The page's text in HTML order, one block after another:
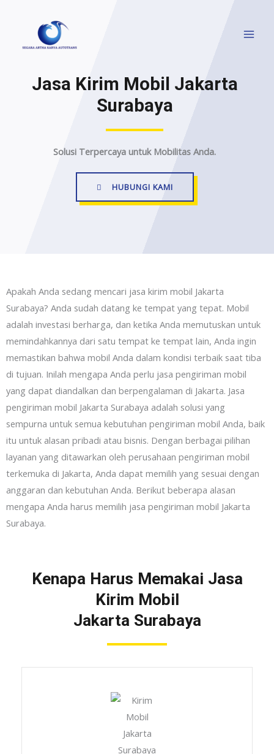
Jasa Kirim Mobil Jakarta
Surabaya
Solusi Terpercaya untuk Mobilitas Anda.
HUBUNGI KAMI
Apakah Anda sedang mencari jasa kirim mobil Jakarta
Surabaya? Anda sudah datang ke tempat yang tepat. Mobil
adalah investasi berharga, dan ketika Anda memutuskan untuk
memindahkannya dari satu tempat ke tempat lain, Anda ingin
memastikan bahwa mobil Anda dalam kondisi terbaik saat tiba
di tujuan. Inilah mengapa Anda perlu jasa pengiriman mobil
yang dapat diandalkan dan berpengalaman di Jakarta. Jasa
pengiriman mobil Jakarta Surabaya adalah solusi yang
sempurna untuk semua kebutuhan pengiriman mobil Anda, baik
itu untuk alasan pribadi atau bisnis. Dengan berbagai pilihan
layanan yang ditawarkan oleh perusahaan pengiriman mobil
terkemuka di Jakarta, Anda dapat memilih yang sesuai dengan
anggaran dan kebutuhan Anda. Berikut beberapa alasan
mengapa Anda harus memilih jasa pengiriman mobil Jakarta
Surabaya.
Kenapa Harus Memakai Jasa
Kirim Mobil
Jakarta Surabaya